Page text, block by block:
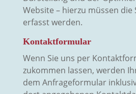
Website – hierzu müssen die
erfasst werden.
Kontaktformular
Wenn Sie uns per
zukommen lassen, werden
dem Anfrageformular